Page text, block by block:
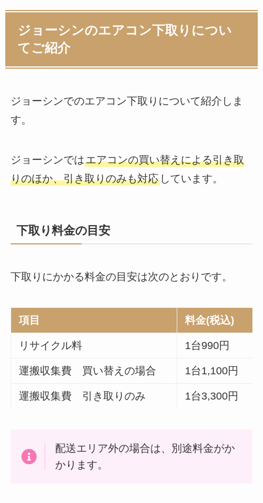
ジョーシンのエアコン下取りについ
てご紹介
ジョーシンでのエアコン下取りについて紹介しま
す。
ジョーシンではエアコンの買い替えによる引き取
りのほか、引き取りのみも対応しています。
下取り料金の目安
下取りにかかる料金の目安は次のとおりです。
項目 料金(税込)
リサイクル料 1台990円
運搬収集費 買い替えの場合 1台1,100円
運搬収集費 引き取りのみ 1台3,300円
配送エリア外の場合は、別途料金がか
かります。